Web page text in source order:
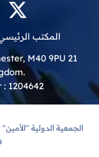
المكتب
21 Finchley Grove, Manchester, M40 9PU
.United Kingdom
1204642
الجمعية الدولية "الأمين"